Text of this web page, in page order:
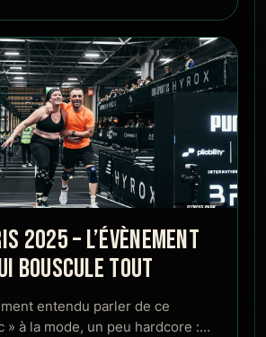
2025 – L’ÉVÈNEMENT
BOUSCULE TOUT
entendu parler de ce
» à la mode, un peu hardcore :…